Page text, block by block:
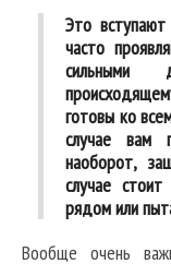
Это
часто
сильными
готовы ко
случае вам
наоборот,
случае
рядом или
Вообще очень